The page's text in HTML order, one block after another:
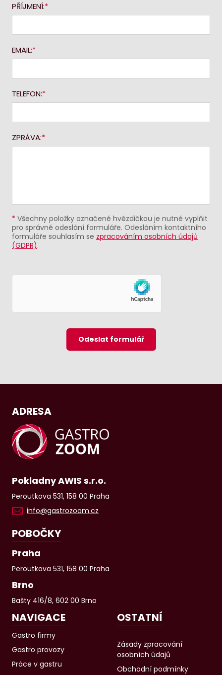
PŘÍJMENÍ:
EMAIL:
TELEFON:
ZPRÁVA:
* Všechny položky označené hvězdičkou je nutné vyplňit
pro správné odeslání formuláře. Odesláním kontaktního
formuláře souhlasím se zpracováním osobních údajů
(GDPR).
Odeslat formulář
ADRESA
Pokladny AWIS s.r.o.
Peroutkova 531, 158 00 Praha
info@gastrozoom.cz
POBOČKY
Praha
Peroutkova 531, 158 00 Praha
Brno
Bašty 416/8, 602 00 Brno
NAVIGACE
Gastro firmy
Gastro provozy
Práce v gastru
OSTATNÍ
Zásady zpracování
osobních údajů
Obchodní podmínky